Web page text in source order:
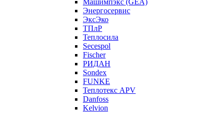
Машимпэкс (GEA)
Энергосервис
ЭксЭко
ТПлР
Теплосила
Secespol
Fischer
РИДАН
Sondex
FUNKE
Теплотекс APV
Danfoss
Kelvion